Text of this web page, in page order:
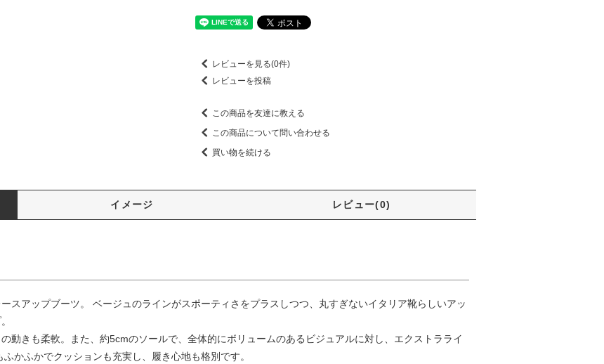
レビューを見る(0件)
レビューを投稿
この商品を友達に教える
この商品について問い合わせる
買い物を続ける
イメージ レビュー(0)
スアップブーツ。 ベージュのラインがスポーティさをプラスしつつ、丸すぎないイタリア靴らしいアッ
動きも柔軟。また、約5cmのソールで、全体的にボリュームのあるビジュアルに対し、エクストラライ
かふかでクッションも充実し、履き心地も格別です。